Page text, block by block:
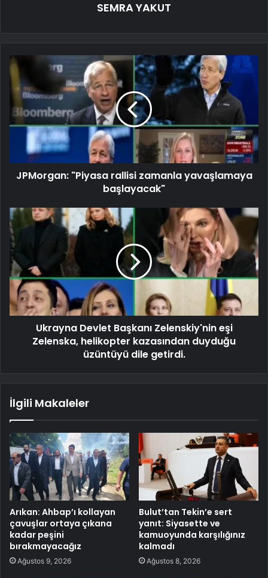
SEMRA YAKUT
JPMorgan: "Piyasa rallisi zamanla yavaşlamaya
başlayacak"
Ukrayna Devlet Başkanı Zelenskiy'nin eşi
Zelenska, helikopter kazasından duyduğu
üzüntüyü dile getirdi.
İlgili Makaleler
Arıkan: Ahbap’ı kollayan
çavuşlar ortaya çıkana
kadar peşini
bırakmayacağız
Ağustos 9, 2026
Bulut’tan Tekin’e sert
yanıt: Siyasette ve
kamuoyunda karşılığınız
kalmadı
Ağustos 8, 2026